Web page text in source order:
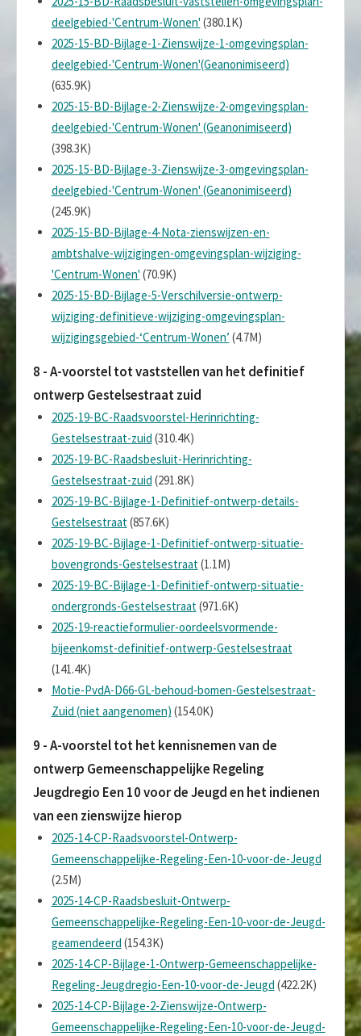
deelgebied-'Centrum-Wonen' (380.1K)
2025-15-BD-Bijlage-1-Zienswijze-1-omgevingsplan-
deelgebied-'Centrum-Wonen'(Geanonimiseerd)
(635.9K)
2025-15-BD-Bijlage-2-Zienswijze-2-omgevingsplan-
deelgebied-'Centrum-Wonen' (Geanonimiseerd)
(398.3K)
2025-15-BD-Bijlage-3-Zienswijze-3-omgevingsplan-
deelgebied-'Centrum-Wonen' (Geanonimiseerd)
(245.9K)
2025-15-BD-Bijlage-4-Nota-zienswijzen-en-
ambtshalve-wijzigingen-omgevingsplan-wijziging-
'Centrum-Wonen' (70.9K)
2025-15-BD-Bijlage-5-Verschilversie-ontwerp-
wijziging-definitieve-wijziging-omgevingsplan-
wijzigingsgebied-‘Centrum-Wonen’ (4.7M)
8 - A-voorstel tot vaststellen van het definitief
ontwerp Gestelsestraat zuid
2025-19-BC-Raadsvoorstel-Herinrichting-
Gestelsestraat-zuid (310.4K)
2025-19-BC-Raadsbesluit-Herinrichting-
Gestelsestraat-zuid (291.8K)
2025-19-BC-Bijlage-1-Definitief-ontwerp-details-
Gestelsestraat (857.6K)
2025-19-BC-Bijlage-1-Definitief-ontwerp-situatie-
bovengronds-Gestelsestraat (1.1M)
2025-19-BC-Bijlage-1-Definitief-ontwerp-situatie-
ondergronds-Gestelsestraat (971.6K)
2025-19-reactieformulier-oordeelsvormende-
bijeenkomst-definitief-ontwerp-Gestelsestraat
(141.4K)
Motie-PvdA-D66-GL-behoud-bomen-Gestelsestraat-
Zuid (niet aangenomen) (154.0K)
9 - A-voorstel tot het kennisnemen van de
ontwerp Gemeenschappelijke Regeling
Jeugdregio Een 10 voor de Jeugd en het indienen
van een zienswijze hierop
2025-14-CP-Raadsvoorstel-Ontwerp-
Gemeenschappelijke-Regeling-Een-10-voor-de-Jeugd
(2.5M)
2025-14-CP-Raadsbesluit-Ontwerp-
Gemeenschappelijke-Regeling-Een-10-voor-de-Jeugd-
geamendeerd (154.3K)
2025-14-CP-Bijlage-1-Ontwerp-Gemeenschappelijke-
Regeling-Jeugdregio-Een-10-voor-de-Jeugd (422.2K)
2025-14-CP-Bijlage-2-Zienswijze-Ontwerp-
Gemeenschappelijke-Regeling-Een-10-voor-de-Jeugd-